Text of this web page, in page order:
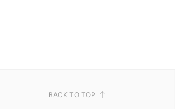
BACK TO TOP